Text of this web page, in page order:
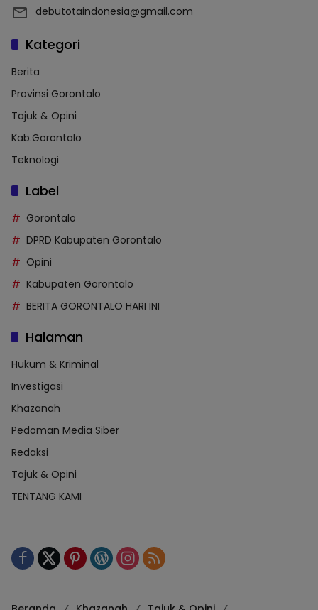
debutotaindonesia@gmail.com
Kategori
Berita
Provinsi Gorontalo
Tajuk & Opini
Kab.Gorontalo
Teknologi
Label
Gorontalo
DPRD Kabupaten Gorontalo
Opini
Kabupaten Gorontalo
BERITA GORONTALO HARI INI
Halaman
Hukum & Kriminal
Investigasi
Khazanah
Pedoman Media Siber
Redaksi
Tajuk & Opini
TENTANG KAMI